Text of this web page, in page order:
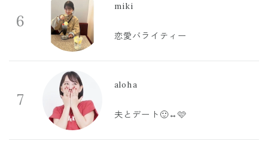
6
miki
恋愛バライティー
7
aloha
夫とデート🙂‍↔️🩷